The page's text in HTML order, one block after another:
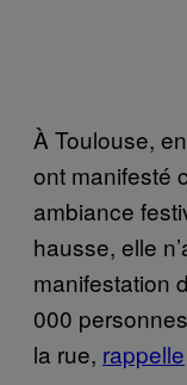
À Toulouse,
ont manifesté
ambiance
hausse, elle
manifestation
000
la rue, rappelle